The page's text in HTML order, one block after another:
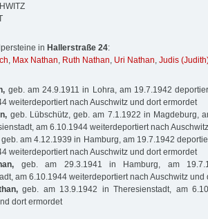
in Hallerstraße 24:
, Max Nathan, Ruth Nathan, Uri Nathan, Judis
geb. am 24.9.1911 in Lohra, am 19.7.1942
weiterdeportiert nach Auschwitz und dort ermordet
geb. Lübschütz, geb. am 7.1.1922 in Magdeburg,
am 6.10.1944 weiterdeportiert nach
geb. am 4.12.1939 in Hamburg, am 19.7.1942
weiterdeportiert nach Auschwitz und dort ermordet
geb. am 29.3.1941 in Hamburg, am
am 6.10.1944 weiterdeportiert nach Auschwitz und
geb. am 13.9.1942 in Theresienstadt, am
dort ermordet